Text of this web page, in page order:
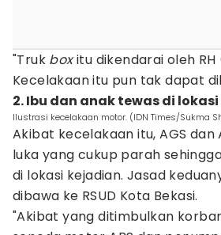
"Truk boxitu dikendarai oleh
Kecelakaan itu pun tak dapat
2. Ibu dan anak tewas di
Ilustrasi kecelakaan motor. (IDN Times/Sukma
Akibat kecelakaan itu, AGS dan
luka yang cukup parah
di lokasi kejadian. Jasad
dibawa ke RSUD Kota Bekasi.
"Akibat yang ditimbulkan